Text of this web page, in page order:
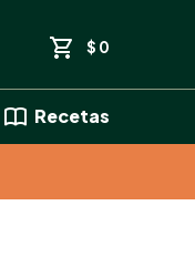
Recetas
$ 0